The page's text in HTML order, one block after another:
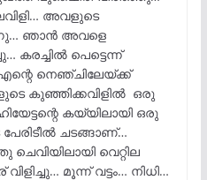
അവളുടെ
ഞാൻ അവളെ
കരച്ചിൽ പെട്ടെന്ന്
നെഞ്ചിലേയ്ക്ക്
കുഞ്ഞിക്കവിളിൽ ഒരു
കയ്യിലായി ഒരു
ചടങ്ങാണ്…
വെറ്റില
മൂന്ന് വട്ടം… നിധി…